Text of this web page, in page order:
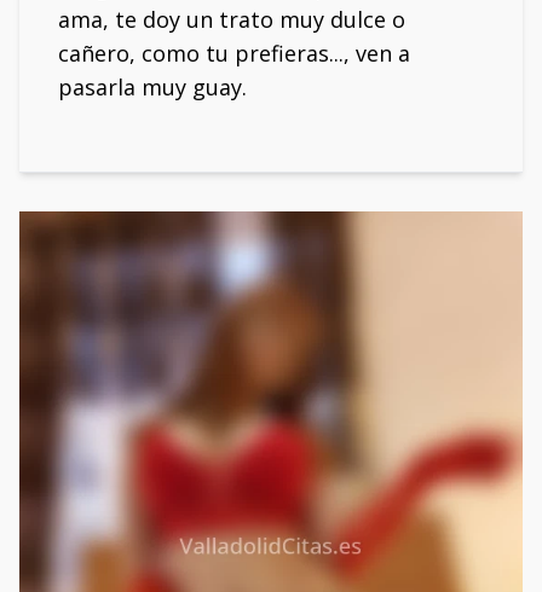
ama, te doy un trato muy dulce o
cañero, como tu prefieras..., ven a
pasarla muy guay.